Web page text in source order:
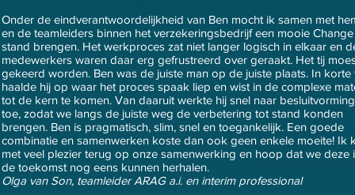
Onder de eindverantwoordelijkheid van Ben mocht ik samen met
en de teamleiders binnen het verzekeringsbedrijf een mooie
stand brengen. Het werkproces zat niet langer logisch in elkaar en
medewerkers waren daar erg gefrustreerd over geraakt. Het tij
gekeerd worden. Ben was de juiste man op de juiste plaats. In korte
haalde hij op waar het proces spaak liep en wist in de complexe
tot de kern te komen. Van daaruit werkte hij snel naar besluitvorming
toe, zodat we langs de juiste weg de verbetering tot stand konden
brengen. Ben is pragmatisch, slim, snel en toegankelijk. Een goede
combinatie en samenwerken koste dan ook geen enkele moeite! Ik
met veel plezier terug op onze samenwerking en hoop dat we deze
de toekomst nog eens kunnen herhalen.
Olga van Son, teamleider ARAG a.i. en interim professional